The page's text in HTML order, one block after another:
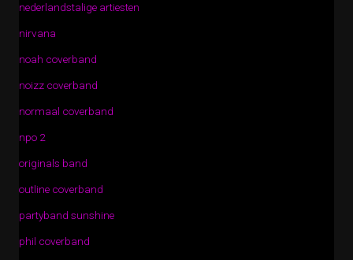
nederlandstalige artiesten
nirvana
noah coverband
noizz coverband
normaal coverband
npo 2
originals band
outline coverband
partyband sunshine
phil coverband